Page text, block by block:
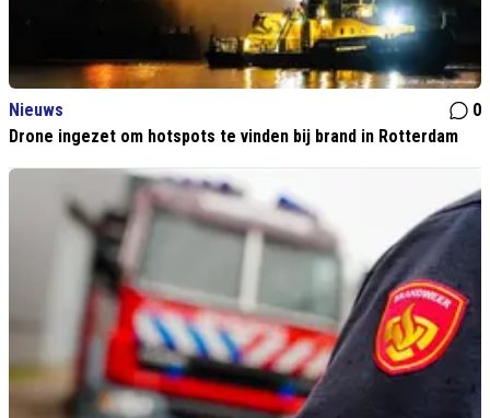
Nieuws
0
Drone ingezet om hotspots te vinden bij brand in Rotterdam